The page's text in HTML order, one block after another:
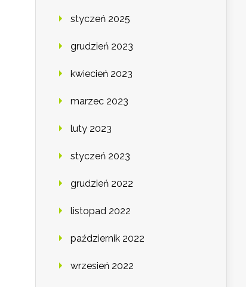
styczeń 2025
grudzień 2023
kwiecień 2023
marzec 2023
luty 2023
styczeń 2023
grudzień 2022
listopad 2022
październik 2022
wrzesień 2022